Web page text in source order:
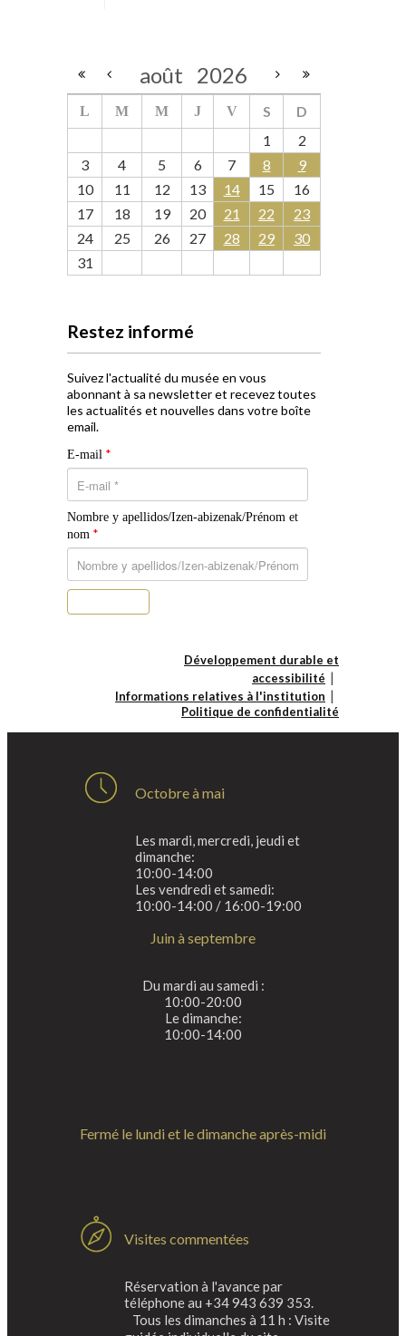
août 2026
L M M J V S
D
1
2
3
4 5 6 7 8
9
10
11 12 13 14 15
16
17
18 19 20 21 22
23
24
25 26 27 28 29
30
31
Restez informé
Suivez l'actualité du musée en vous
abonnant à sa newsletter et recevez toutes
les actualités et nouvelles dans votre boîte
email.
E-mail *
Nombre y apellidos/Izen-abizenak/Prénom et
nom *
Développement durable et
accessibilité
Informations relatives à l'institution
Politique de confidentialité
Octobre à mai
Les mardi, mercredi, jeudi et
dimanche:
10:00-14:00
Les vendredi et samedi:
10:00-14:00 / 16:00-19:00
Juin à septembre
Du mardi au samedi :
10:00-20:00
Le dimanche:
10:00-14:00
Fermé le lundi et le dimanche après-midi
Visites commentées
Réservation à l'avance par
téléphone au +34 943 639 353.
Tous les dimanches à 11 h : Visite